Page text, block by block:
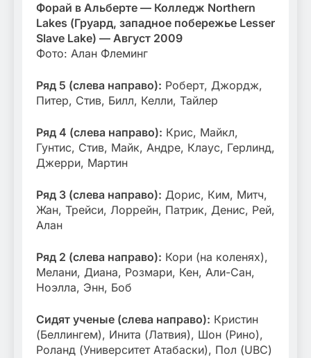
Форай в Альберте — Колледж Northern
Lakes (Груард, западное побережье Lesser
Slave Lake) — Август 2009
Фото: Алан Флеминг
Ряд 5 (слева направо): Роберт, Джордж,
Питер, Стив, Билл, Келли, Тайлер
Ряд 4 (слева направо): Крис, Майкл,
Гунтис, Стив, Майк, Андре, Клаус, Герлинд,
Джерри, Мартин
Ряд 3 (слева направо): Дорис, Ким, Митч,
Жан, Трейси, Лоррейн, Патрик, Денис, Рей,
Алан
Ряд 2 (слева направо): Кори (на коленях),
Мелани, Диана, Розмари, Кен, Али-Сан,
Ноэлла, Энн, Боб
Сидят ученые (слева направо): Кристин
(Беллингем), Инита (Латвия), Шон (Рино),
Роланд (Университет Атабаски), Пол (UBC)